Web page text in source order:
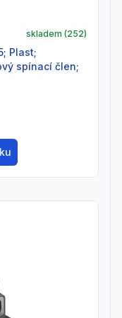
skladem (252)
spínací člen;